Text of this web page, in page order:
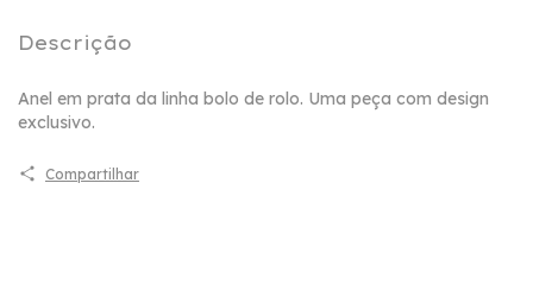
Descrição
Anel em prata da linha bolo de rolo. Uma peça com design
exclusivo.
Compartilhar